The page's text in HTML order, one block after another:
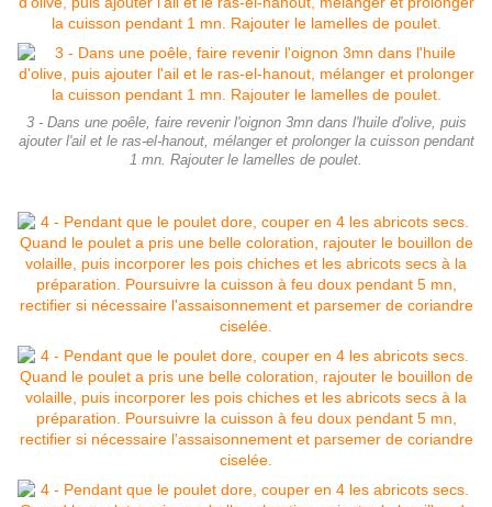
3 - Dans une poêle, faire revenir l'oignon 3mn dans l'huile d'olive, puis
ajouter l'ail et le ras-el-hanout, mélanger et prolonger la cuisson pendant
1 mn. Rajouter le lamelles de poulet.